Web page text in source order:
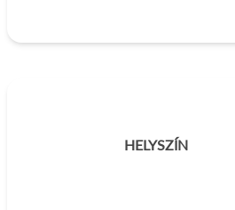
HELYSZÍN